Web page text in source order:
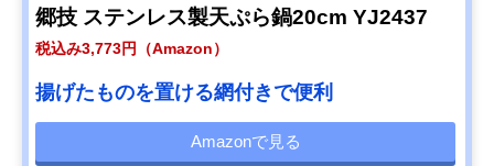
郷技 ステンレス製天ぷら鍋20cm YJ2437
税込み3,773円（Amazon）
揚げたものを置ける網付きで便利
Amazonで見る